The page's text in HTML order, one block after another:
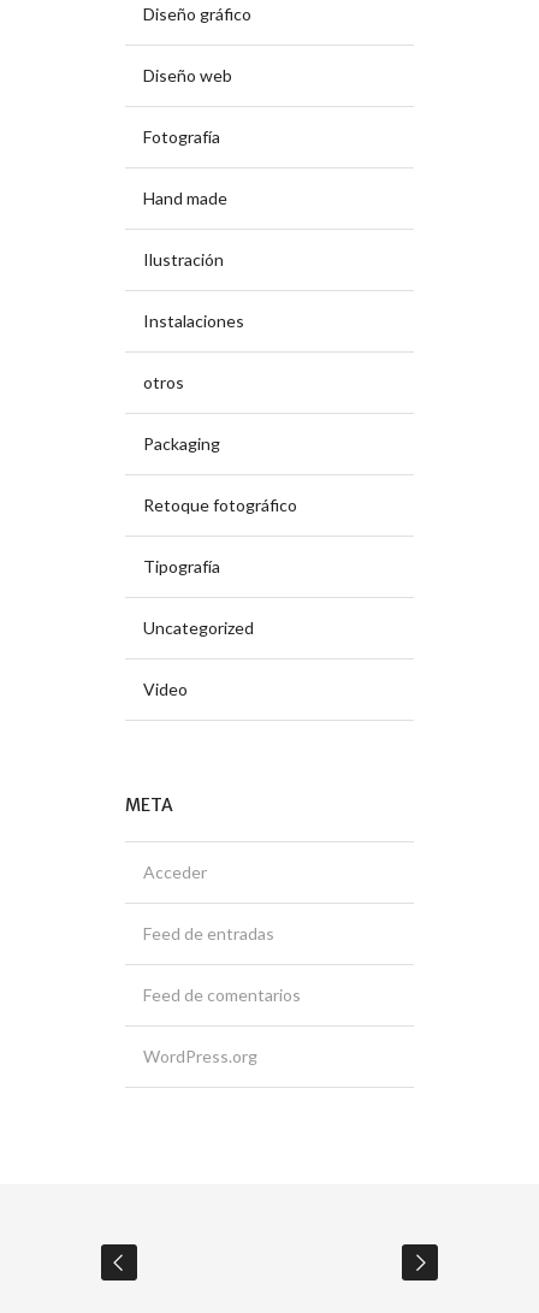
Diseño gráfico
Diseño web
Fotografía
Hand made
Ilustración
Instalaciones
otros
Packaging
Retoque fotográfico
Tipografía
Uncategorized
Video
META
Acceder
Feed de entradas
Feed de comentarios
WordPress.org